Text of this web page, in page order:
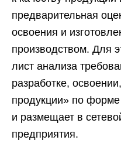
предварительная
освоения и
производством. Для
лист анализа
разработке,
продукции» по
и размещает в
предприятия.